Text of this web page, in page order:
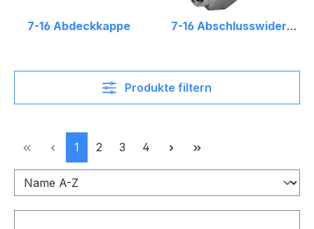
7-16 Abdeckkappe 7-16 Abschlusswiderstand
Produkte filtern
Seite
1 Seite
2 Seite
3 Seite
4